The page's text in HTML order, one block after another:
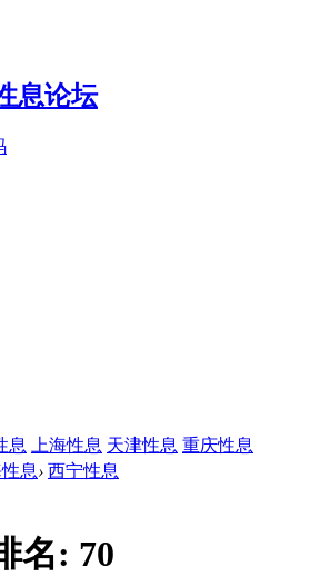
息 上海性息 天津性息 重庆性息
息› 西宁性息
名: 70